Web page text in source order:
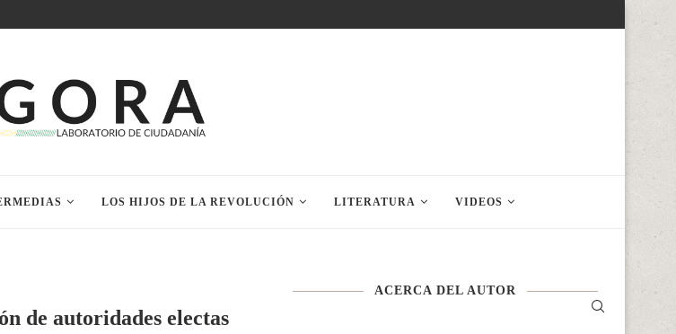
LOS HIJOS DE LA REVOLUCIÓN LITERATURA VIDEOS
de autoridades electas
ACERCA DEL AUTOR